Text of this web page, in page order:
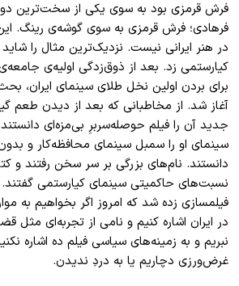
فرش قرمزی بود به سوی یکی از سخت‌ترین
فرهادی؛ فرش قرمزی به سوی گوشه‌ی رینگ. این
در هنر ایرانی نیست. نزدیک‌ترین مثال را
کیارستمی زد. بعد از ذوق‌زدگی اولیه‌ی
برای بردن اولین نخل طلای سینمای ایران،
آغاز شد. از مخاطبانی که بعد از دیدن طعم
جدید آن را فیلم حوصله‌سربرِ بی‌مزه‌ای
سینمای او را سمبل سینمای محافظه‌کار و
دانستند. نام‌های بزرگی بر سر سخن رفتند و
نسبت‌های حاکمیتی سینمای کیارستمی گفتند.
فیلمسازی زده شد که امروز اگر بخواهیم به
در ایران اشاره کنیم و نامی از تجربه‌‌ای
نبریم و به زمینه‌های سیاسی فیلم ده اشاره
غرض‌ورزی دچاریم یا به دردِ ندیدن.